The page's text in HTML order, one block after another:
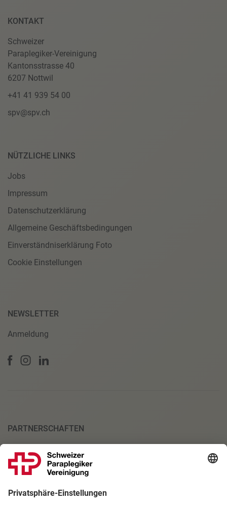
KONTAKT
Schweizer
Paraplegiker-Vereinigung
Kantonsstrasse 40
6207 Nottwil
+41 41 939 54 00
spv@spv.ch
NÜTZLICHE LINKS
Jobs
Impressum
Datenschutzerklärung
Allgemeine Geschäftsbedingungen
Einverständniserklärung Foto
Cookie Einstellungen
NEWSLETTER
Anmeldung
PARTNERSCHAFTEN